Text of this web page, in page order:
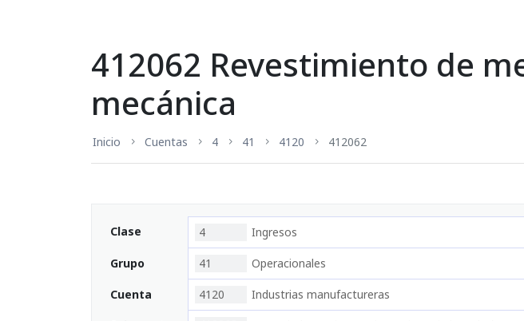
412062 Revestimiento de
mecánica
Inicio Cuentas 4 41 4120 412062
Clase 4 Ingresos
Grupo 41 Operacionales
Cuenta 4120 Industrias manufactureras